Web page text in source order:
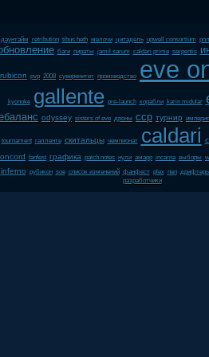
даунтайм retribution tibus heth мелочи цитадель upwell consortium
баги пираты jamil sarum caldari prime serpentis
rubicon pvp 2008 суверенитет производство eve
kyonoke gallente pre-launch корабли karin midular
odyssey sisters of eve дроны ccp турнир империя
tournament галленте скитальцы чемпионат caldari
fanfest графика patch notes нули амарр incarna выборы
inferno рубикон soe список изменений фанфест plex пвп
разработчики